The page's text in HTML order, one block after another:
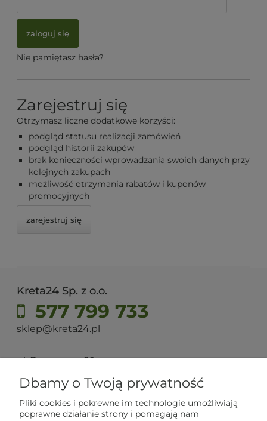
zaloguj się
Nie pamiętasz hasła?
Zarejestruj się
Otrzymasz liczne dodatkowe korzyści:
podgląd statusu realizacji zamówień
podgląd historii zakupów
brak konieczności wprowadzania swoich danych przy
kolejnych zakupach
możliwość otrzymania rabatów i kuponów
promocyjnych
zarejestruj się
Kreta24 Sp. z o.o.
577 799 733
sklep@kreta24.pl
ul. Dworcowa 60
Moje konto
Dbamy o Twoją prywatność
Pliki cookies i pokrewne im technologie umożliwiają
poprawne działanie strony i pomagają nam